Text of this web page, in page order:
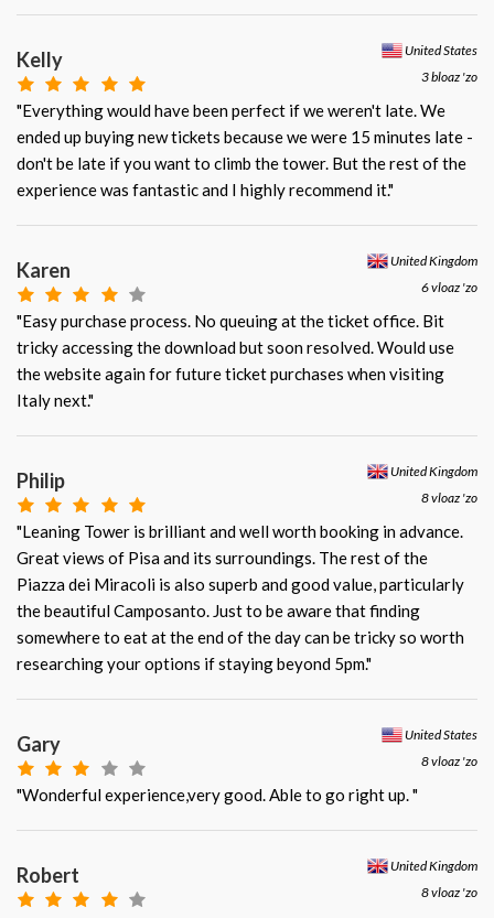
United States
3 bloaz 'zo
Kelly
"Everything would have been perfect if we weren't late. We
ended up buying new tickets because we were 15 minutes late -
don't be late if you want to climb the tower. But the rest of the
experience was fantastic and I highly recommend it."
United Kingdom
6 vloaz 'zo
Karen
"Easy purchase process. No queuing at the ticket office. Bit
tricky accessing the download but soon resolved. Would use
the website again for future ticket purchases when visiting
Italy next."
United Kingdom
8 vloaz 'zo
Philip
"Leaning Tower is brilliant and well worth booking in advance.
Great views of Pisa and its surroundings. The rest of the
Piazza dei Miracoli is also superb and good value, particularly
the beautiful Camposanto. Just to be aware that finding
somewhere to eat at the end of the day can be tricky so worth
researching your options if staying beyond 5pm."
United States
8 vloaz 'zo
Gary
"Wonderful experience,very good. Able to go right up. "
United Kingdom
8 vloaz 'zo
Robert